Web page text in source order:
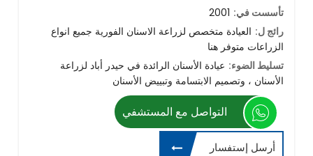
تأسست في: 2001
رائج ل: العيادة متخصص لزراعة الاسنان الفورية جميع انواع
الزراعات متوفر هنا
تسليط الضوء: عيادة الأسنان الرائدة في حيدر أباد لزراعة
التواصل مع المستشفي
أرسل إستفسار